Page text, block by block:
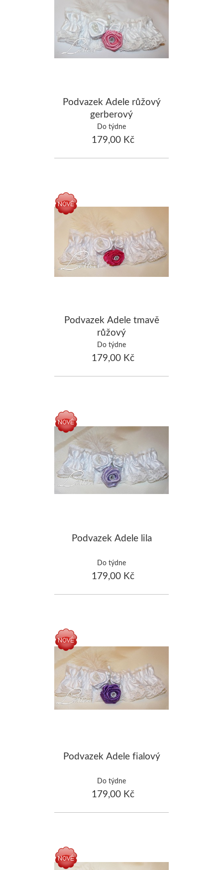
Podvazek Adele růžový
gerberový
Do týdne
179,00 Kč
Podvazek Adele tmavě
růžový
Do týdne
179,00 Kč
Podvazek Adele lila
Do týdne
179,00 Kč
Podvazek Adele fialový
Do týdne
179,00 Kč